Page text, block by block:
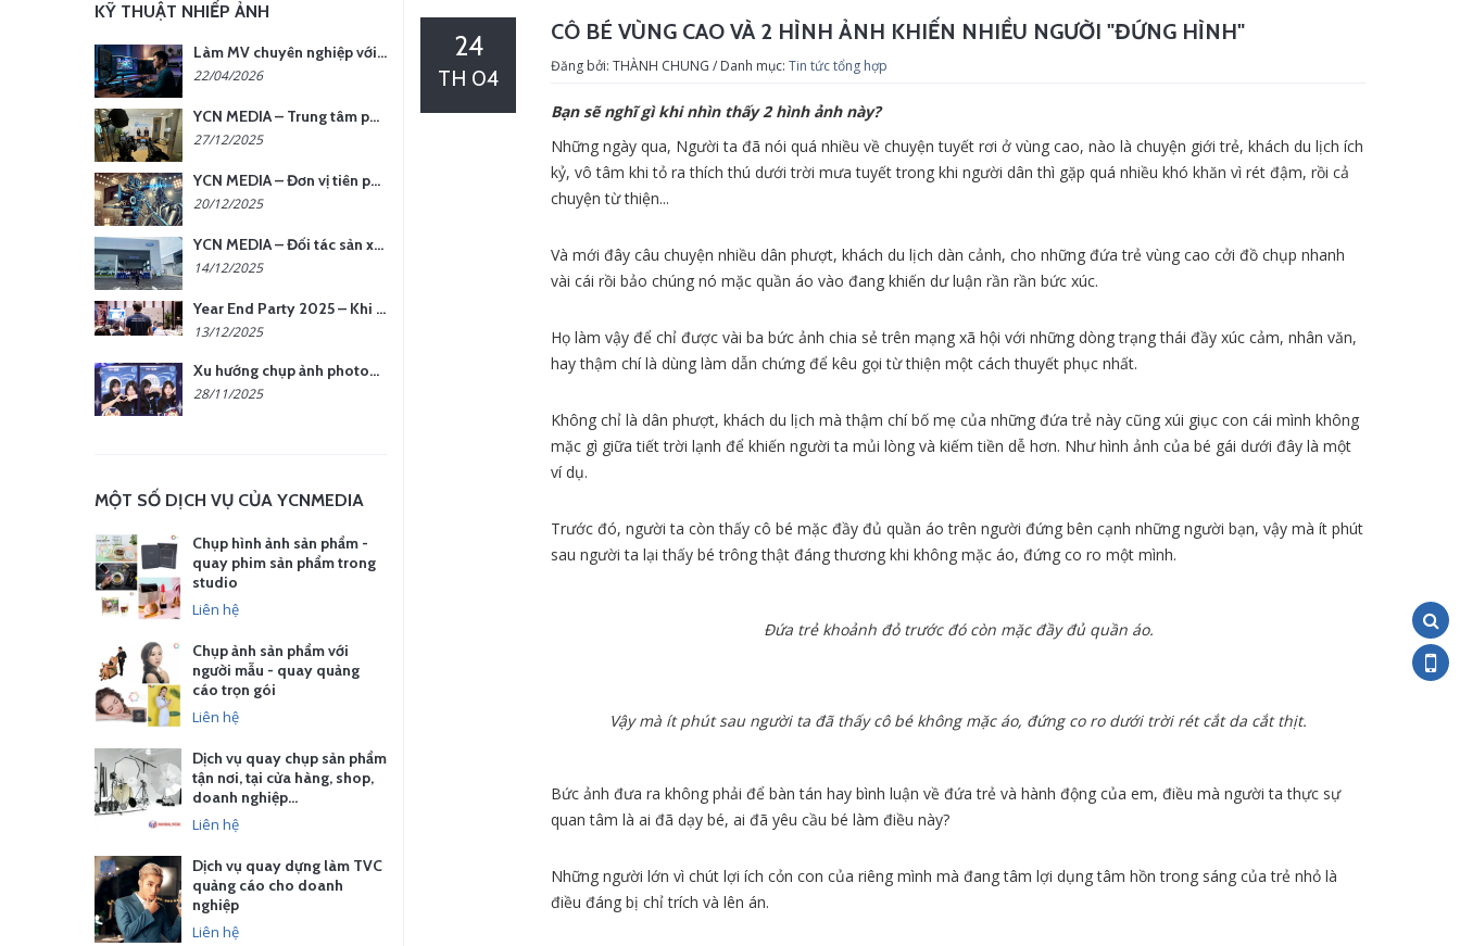
CÔ BÉ VÙNG CAO VÀ 2 HÌNH ẢNH KHIẾN NHIỀU NGƯỜI "ĐỨNG HÌNH"
24
TH 04 Đăng bởi: THÀNH CHUNG / Danh mục: Tin tức tổng hợp
Bạn sẽ nghĩ gì khi nhìn thấy 2 hình ảnh này?
Những ngày qua, Người ta đã nói quá nhiều về chuyện tuyết rơi ở vùng cao, nào là chuyện giới trẻ, khách du lịch ích
kỷ, vô tâm khi tỏ ra thích thú dưới trời mưa tuyết trong khi người dân thì gặp quá nhiều khó khăn vì rét đậm, rồi cả
chuyện từ thiện...
Và mới đây câu chuyện nhiều dân phượt, khách du lịch dàn cảnh, cho những đứa trẻ vùng cao cởi đồ chụp nhanh
vài cái rồi bảo chúng nó mặc quần áo vào đang khiến dư luận rần rần bức xúc.
Họ làm vậy để chỉ được vài ba bức ảnh chia sẻ trên mạng xã hội với những dòng trạng thái đầy xúc cảm, nhân văn,
hay thậm chí là dùng làm dẫn chứng để kêu gọi từ thiện một cách thuyết phục nhất.
Không chỉ là dân phượt, khách du lịch mà thậm chí bố mẹ của những đứa trẻ này cũng xúi giục con cái mình không
mặc gì giữa tiết trời lạnh để khiến người ta mủi lòng và kiếm tiền dễ hơn. Như hình ảnh của bé gái dưới đây là một
ví dụ.
Trước đó, người ta còn thấy cô bé mặc đầy đủ quần áo trên người đứng bên cạnh những người bạn, vậy mà ít phút
sau người ta lại thấy bé trông thật đáng thương khi không mặc áo, đứng co ro một mình.
Đứa trẻ khoảnh đỏ trước đó còn mặc đầy đủ quần áo.
Vậy mà ít phút sau người ta đã thấy cô bé không mặc áo, đứng co ro dưới trời rét cắt da cắt thịt.
Bức ảnh đưa ra không phải để bàn tán hay bình luận về đứa trẻ và hành động của em, điều mà người ta thực sự
quan tâm là ai đã dạy bé, ai đã yêu cầu bé làm điều này?
Những người lớn vì chút lợi ích cỏn con của riêng mình mà đang tâm lợi dụng tâm hồn trong sáng của trẻ nhỏ là
điều đáng bị chỉ trích và lên án.
KỸ THUẬT NHIẾP ẢNH
Làm MV chuyên nghiệp với chi phí tối ưu: nên chọn quay thực tế hay video AI?
22/04/2026
YCN MEDIA – Trung tâm phụ kiện quay chụp tại Hà Nội
27/12/2025
YCN MEDIA – Đơn vị tiên phong sản xuất hình ảnh & âm thanh bằng AI tại Hà Nội
20/12/2025
YCN MEDIA – Đối tác sản xuất hình ảnh chuyên nghiệp cho doanh nghiệp tại Hà Nội
14/12/2025
Year End Party 2025 – Khi Khoảnh Khắc Trở Thành Dấu Ấn | Gói Ưu Đãi Tháng 12 Từ YCN Media
13/12/2025
Xu hướng chụp ảnh photobooth tại các sự kiện hiện nay
28/11/2025
MỘT SỐ DỊCH VỤ CỦA YCNMEDIA
Chụp hình ảnh sản phẩm -
quay phim sản phẩm trong
studio
Liên hệ
Chụp ảnh sản phẩm với
người mẫu - quay quảng
cáo trọn gói
Liên hệ
Dịch vụ quay chụp sản phẩm
tận nơi, tại cửa hàng, shop,
doanh nghiệp…
Liên hệ
Dịch vụ quay dựng làm TVC
quảng cáo cho doanh
nghiệp
Liên hệ